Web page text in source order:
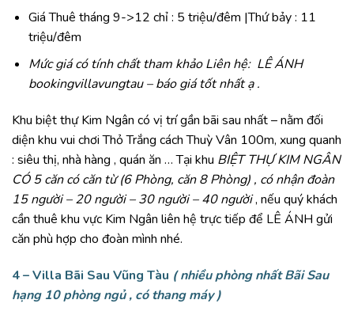
Giá Thuê tháng 9->12 chỉ : 5 triệu/đêm |Thứ bảy : 11
triệu/đêm
Mức giá có tính chất tham khảo Liên hệ: LÊ ÁNH
bookingvillavungtau – báo giá tốt nhất ạ .
Khu biệt thự Kim Ngân có vị trí gần bãi sau nhất – nằm đối
diện khu vui chơi Thỏ Trắng cách Thuỳ Vân 100m, xung quanh
: siêu thị, nhà hàng , quán ăn … Tại khu BIỆT THỰ KIM NGÂN
CÓ 5 căn có căn từ (6 Phòng, căn 8 Phòng) , có nhận đoàn
15 người – 20 người – 30 người – 40 người, nếu quý khách
cần thuê khu vực Kim Ngân liên hệ trực tiếp để LÊ ÁNH gửi
căn phù hợp cho đoàn mình nhé.
4 – Villa Bãi Sau Vũng Tàu ( nhiều phòng nhất Bãi Sau
hạng 10 phòng ngủ , có thang máy )